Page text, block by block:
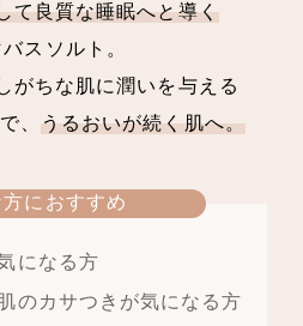
て良質な睡眠へと導く
スソルト。
がちな肌に潤いを与える
、うるおいが続く肌へ。
方におすすめ
になる方
のカサつきが気になる方